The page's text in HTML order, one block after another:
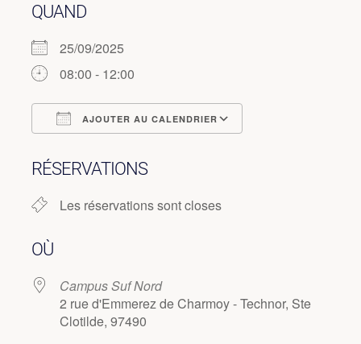
QUAND
25/09/2025
08:00 - 12:00
AJOUTER AU CALENDRIER
RÉSERVATIONS
Les réservations sont closes
OÙ
Campus Suf Nord
2 rue d'Emmerez de Charmoy - Technor, Ste
Clotilde, 97490